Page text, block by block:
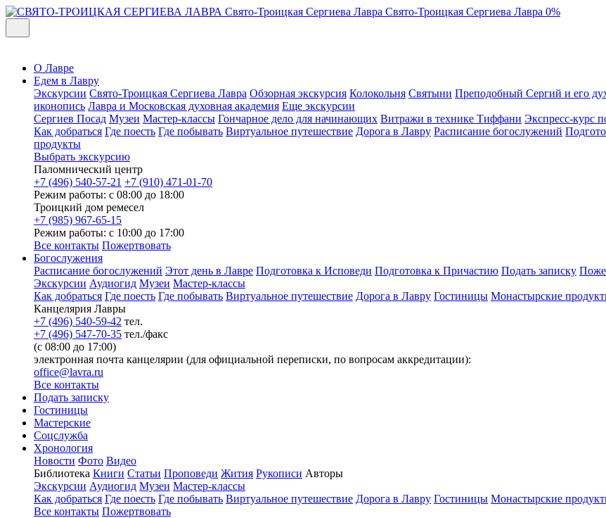
Свято-Троицкая Сергиева Лавра Свято-Троицкая Сергиева Лавра 0%
О Лавре
Едем в Лавру
Экскурсии Свято-Троицкая Сергиева Лавра Обзорная экскурсия Колокольня Святыни Преподобный Сергий и его
иконопись Лавра и Московская духовная академия Еще экскурсии
Сергиев Посад Музеи Мастер-классы Гончарное дело для начинающих Витражи в технике Тиффани Экспресс-курс
Как добраться Где поесть Где побывать Виртуальное путешествие Дорога в Лавру Расписание богослужений
продукты
Выбрать экскурсию
Паломнический центр
+7 (496) 540-57-21 +7 (910) 471-01-70
Режим работы: с 08:00 до 18:00
Троицкий дом ремесел
+7 (985) 967-65-15
Режим работы: с 10:00 до 17:00
Все контакты Пожертвовать
Богослужения
Расписание богослужений Этот день в Лавре Подготовка к Исповеди Подготовка к Причастию Подать записку
Экскурсии Аудиогид Музеи Мастер-классы
Как добраться Где поесть Где побывать Виртуальное путешествие Дорога в Лавру Гостиницы Монастырские
Канцелярия Лавры
+7 (496) 540-59-42 тел.
+7 (496) 547-70-35 тел./факс
(с 08:00 до 17:00)
электронная почта канцелярии (для официальной переписки, по вопросам аккредитации):
office@lavra.ru
Все контакты
Подать записку
Гостиницы
Мастерские
Соцслужба
Хронология
Новости Фото Видео
Библиотека Книги Статьи Проповеди Жития Рукописи Авторы
Экскурсии Аудиогид Музеи Мастер-классы
Как добраться Где поесть Где побывать Виртуальное путешествие Дорога в Лавру Гостиницы Монастырские
Все контакты Пожертвовать